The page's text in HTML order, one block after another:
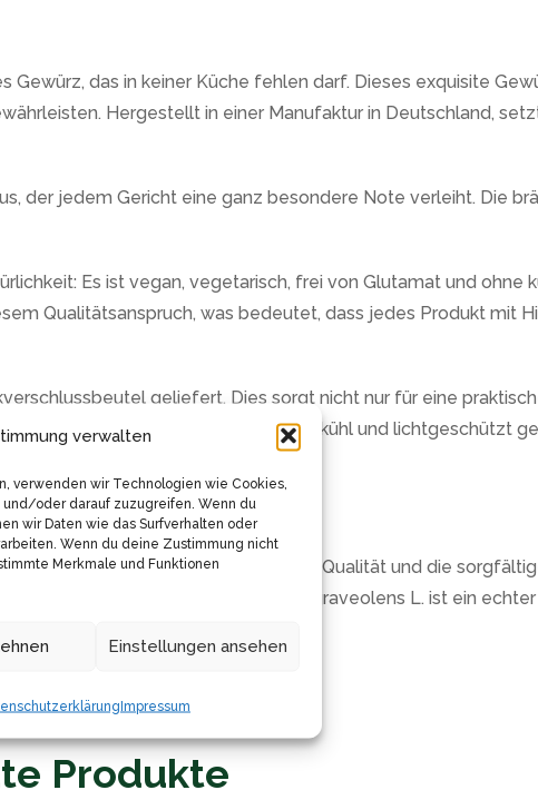
verwalten
verwenden wir Technologien wie Cookies,
oder darauf zuzugreifen. Wenn du
wir Daten wie das Surfverhalten oder
Wenn du deine Zustimmung nicht
Merkmale und Funktionen
Einstellungen ansehen
Impressum
das in keiner Küche fehlen darf. Dieses exquisite
Hergestellt in einer Manufaktur in Deutschland,
der jedem Gericht eine ganz besondere Note verleiht. Die
Es ist vegan, vegetarisch, frei von Glutamat und ohne
Qualitätsanspruch, was bedeutet, dass jedes Produkt mit
geliefert. Dies sorgt nicht nur für eine
beachte, dass die Samen trocken, kühl und lichtgeschützt
enthalten.
und bietet durch seine hohe Qualität und die
die Dillsaat – Anethum graveolens L. ist ein echter
Produkte